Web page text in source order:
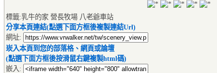
標籤:乳牛的家 營長牧場 八老爺車站
分享本頁連結(點選下面方框後複製連結Url)
網址:
崁入本頁到您的部落格、網頁或論壇
(點選下面方框後按滑鼠右鍵複製html碼)
嵌入: